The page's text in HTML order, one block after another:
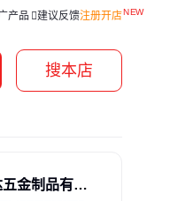
产品 建议反馈注册开店
搜本店
东莞市锐宇达五金制品有限公司